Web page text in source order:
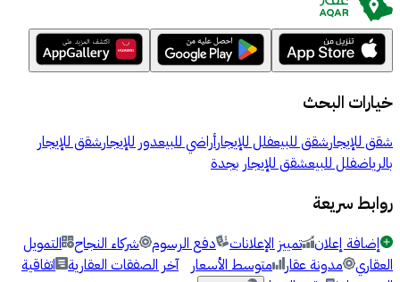
خيارات البحث
شقق للإيجارشقق للبيعفلل للإيجارأراضي للبيعدور للإيجارشقق للإيجار
بالرياضفلل للبيعشقق للإيجار بجدة
روابط سريعة
إضافة إعلان تمييز الإعلانات دفع الرسوم شركاء النجاح
التمويل
العقاري
مدونة عقار متوسط الأسعار آخر الصفقات العقارية
اتفاقية